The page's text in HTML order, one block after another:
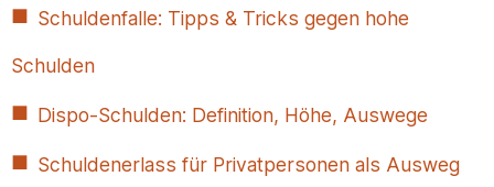
Schuldenfalle: Tipps & Tricks gegen hohe
Schulden
Dispo-Schulden: Definition, Höhe, Auswege
Schuldenerlass für Privatpersonen als Ausweg